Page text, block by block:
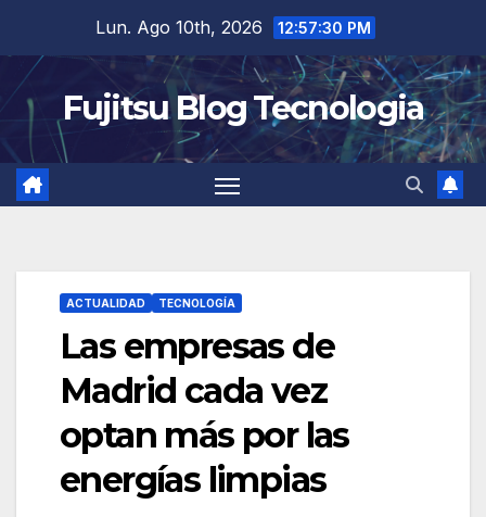
contenido
Lun. Ago 10th, 2026 12:57:31 PM
Fujitsu Blog Tecnologia
ACTUALIDAD TECNOLOGÍA
Las empresas de
Madrid cada vez
optan más por las
energías limpias